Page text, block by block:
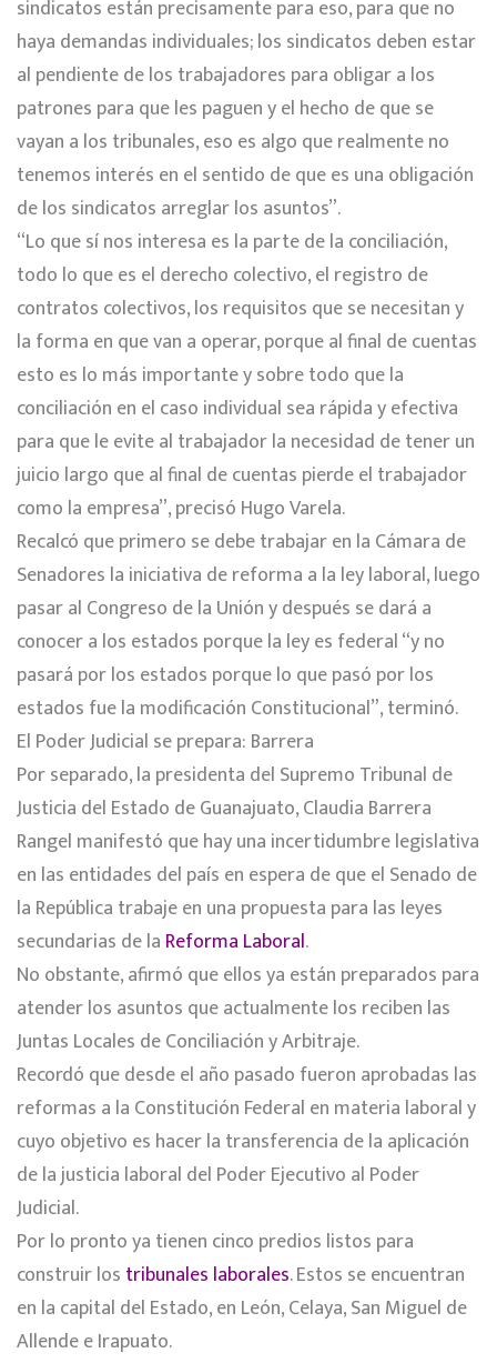
sindicatos están precisamente para eso, para que no
haya demandas individuales; los sindicatos deben estar
al pendiente de los trabajadores para obligar a los
patrones para que les paguen y el hecho de que se
vayan a los tribunales, eso es algo que realmente no
tenemos interés en el sentido de que es una obligación
de los sindicatos arreglar los asuntos”.
“Lo que sí nos interesa es la parte de la conciliación,
todo lo que es el derecho colectivo, el registro de
contratos colectivos, los requisitos que se necesitan y
la forma en que van a operar, porque al final de cuentas
esto es lo más importante y sobre todo que la
conciliación en el caso individual sea rápida y efectiva
para que le evite al trabajador la necesidad de tener un
juicio largo que al final de cuentas pierde el trabajador
como la empresa”, precisó Hugo Varela.
Recalcó que primero se debe trabajar en la Cámara de
Senadores la iniciativa de reforma a la ley laboral, luego
pasar al Congreso de la Unión y después se dará a
conocer a los estados porque la ley es federal “y no
pasará por los estados porque lo que pasó por los
estados fue la modificación Constitucional”, terminó.
El Poder Judicial se prepara: Barrera
Por separado, la presidenta del Supremo Tribunal de
Justicia del Estado de Guanajuato, Claudia Barrera
Rangel manifestó que hay una incertidumbre legislativa
en las entidades del país en espera de que el Senado de
la República trabaje en una propuesta para las leyes
secundarias de la Reforma Laboral.
No obstante, afirmó que ellos ya están preparados para
atender los asuntos que actualmente los reciben las
Juntas Locales de Conciliación y Arbitraje.
Recordó que desde el año pasado fueron aprobadas las
reformas a la Constitución Federal en materia laboral y
cuyo objetivo es hacer la transferencia de la aplicación
de la justicia laboral del Poder Ejecutivo al Poder
Judicial.
Por lo pronto ya tienen cinco predios listos para
construir los tribunales laborales. Estos se encuentran
en la capital del Estado, en León, Celaya, San Miguel de
Allende e Irapuato.